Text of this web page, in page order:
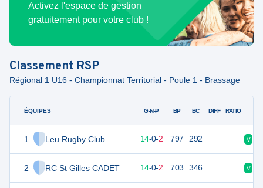
Activez l'espace de gestion
gratuitement pour votre club !
Classement RSP
Régional 1 U16 - Championnat Territorial - Poule 1 - Brassage
ÉQUIPES
1 Leu Rugby Club
2 RC St Gilles CADET
G-N-P BP BC DIFF RATIO
70 14-0-2 797 292 V
67 14-0-2 703 346 V